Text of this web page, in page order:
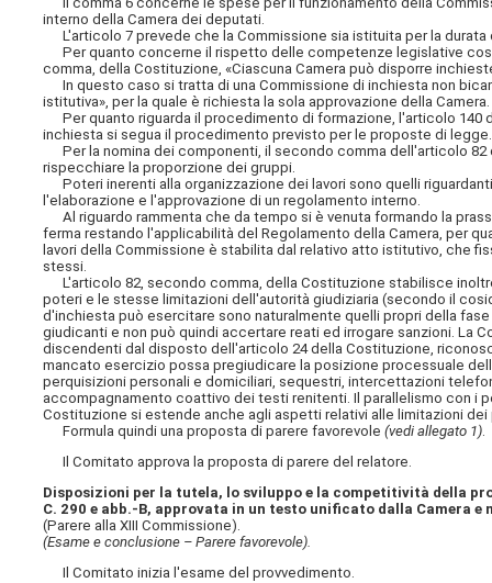
interno della Camera dei deputati.
L'articolo 7 prevede che la Commissione sia istituita per la durata
Per quanto concerne il rispetto delle competenze legislative
comma, della Costituzione, «Ciascuna Camera può disporre
In questo caso si tratta di una Commissione di inchiesta non
istitutiva», per la quale è richiesta la sola approvazione della Camera.
Per quanto riguarda il procedimento di formazione, l'articolo 140
inchiesta si segua il procedimento previsto per le proposte di legge.
Per la nomina dei componenti, il secondo comma dell'articolo
rispecchiare la proporzione dei gruppi.
Poteri inerenti alla organizzazione dei lavori sono quelli
l'elaborazione e l'approvazione di un regolamento interno.
Al riguardo rammenta che da tempo si è venuta formando la
ferma restando l'applicabilità del Regolamento della Camera, per
lavori della Commissione è stabilita dal relativo atto istitutivo, che
stessi.
L'articolo 82, secondo comma, della Costituzione stabilisce
poteri e le stesse limitazioni dell'autorità giudiziaria (secondo il
d'inchiesta può esercitare sono naturalmente quelli propri della
giudicanti e non può quindi accertare reati ed irrogare sanzioni. La
discendenti dal disposto dell'articolo 24 della Costituzione,
mancato esercizio possa pregiudicare la posizione processuale
perquisizioni personali e domiciliari, sequestri, intercettazioni
accompagnamento coattivo dei testi renitenti. Il parallelismo con i
Costituzione si estende anche agli aspetti relativi alle limitazioni
Formula quindi una proposta di parere favorevole(vedi allegato 1)
Il Comitato approva la proposta di parere del relatore.
Disposizioni per la tutela, lo sviluppo e la competitività della
C. 290 e abb.-B, approvata in un testo unificato dalla Camera
(Parere alla XIII Commissione).
(Esame e conclusione – Parere favorevole).
Il Comitato inizia l'esame del provvedimento.